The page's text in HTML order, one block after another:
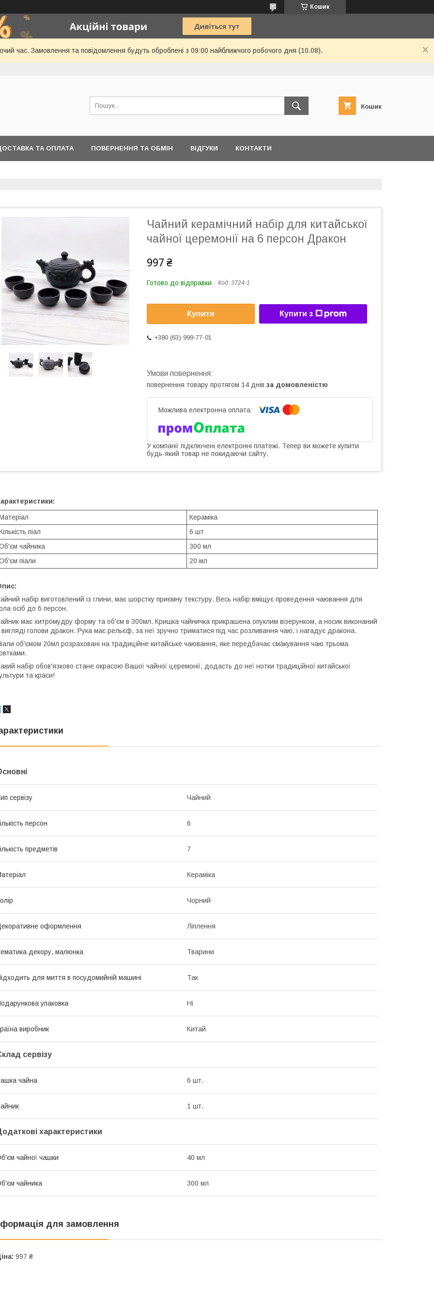
Кошик
час. Замовлення та повідомлення будуть оброблені з 09:00 найближчого робочого дня (10.08).
Кошик
ТА ОПЛАТА ПОВЕРНЕННЯ ТА ОБМІН ВІДГУКИ КОНТАКТИ
Чайний керамічний набір для китайської
чайної церемонії на 6 персон Дракон
997 ₴
Готово до відправки Код: 3724-1
Купити Купити з
+380 (63) 999-77-01
повернення товару протягом 14 днів за домовленістю
У компанії підключені електронні платежі. Тепер ви можете купити
будь-який товар не покидаючи сайту.
Кераміка
піал
6 шт
чайника
300 мл
піали
20 мл
набір виготовлений із глини, має шорстку приємну текстуру. Весь набір вміщує проведення чаювання для
осіб до 6 персон.
має хитромудру форму та об'єм в 300мл. Кришка чайничка прикрашена опуклим візерунком, а носик виконаний
вигляді голови дракон. Рука має рельєф, за неї зручно триматися під час розливання чаю, і нагадує дракона.
об'ємом 20мл розраховані на традиційне китайське чаювання, яке передбачає смакування чаю трьома
набір обов'язково стане окрасою Вашої чайної церемонії, додасть до неї нотки традиційної китайської
та краси!
сервізу Чайний
персон 6
предметів 7
Кераміка
Чорний
оформлення Ліплення
декору, малюнка Тварини
для миття в посудомийній машині Так
упаковка Ні
виробник Китай
сервізу
чайна 6 шт.
1 шт.
характеристики
чайної чашки 40 мл
чайника 300 мл
для замовлення
997 ₴